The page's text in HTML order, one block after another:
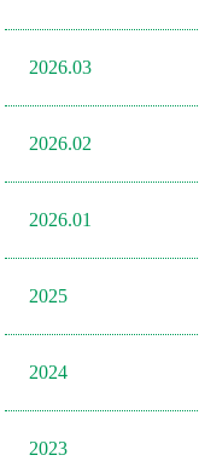
2026.03
2026.02
2026.01
2025
2024
2023